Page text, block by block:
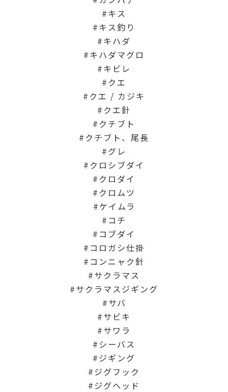
キス
キス釣り
キハダ
キハダマグロ
キビレ
クエ
クエ / カジキ
クエ針
クチブト
クチブト、尾長
グレ
クロシブダイ
クロダイ
クロムツ
ケイムラ
コチ
コブダイ
コロガシ仕掛
コンニャク針
サクラマス
サクラマスジギング
サバ
サビキ
サワラ
シーバス
ジギング
ジグフック
ジグヘッド